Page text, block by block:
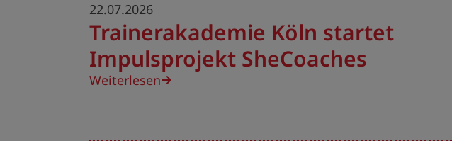
Trainerakademie Köln startet
Impulsprojekt SheCoaches
22.07.2026
Weiterlesen